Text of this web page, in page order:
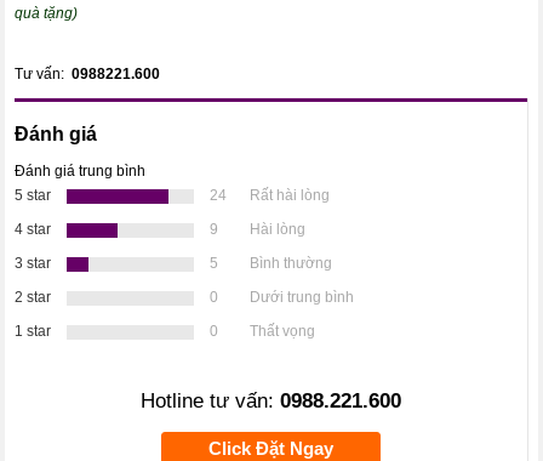
quà tặng)
Tư vấn:0988221.600
Đánh giá
Đánh giá trung bình
5 star
24
Rất hài lòng
4 star
9
Hài lòng
3 star
5
Bình thường
2 star
0
Dưới trung bình
1 star
0 Thất vọng
Hotline tư vấn: 0988.221.600
Click Đặt Ngay